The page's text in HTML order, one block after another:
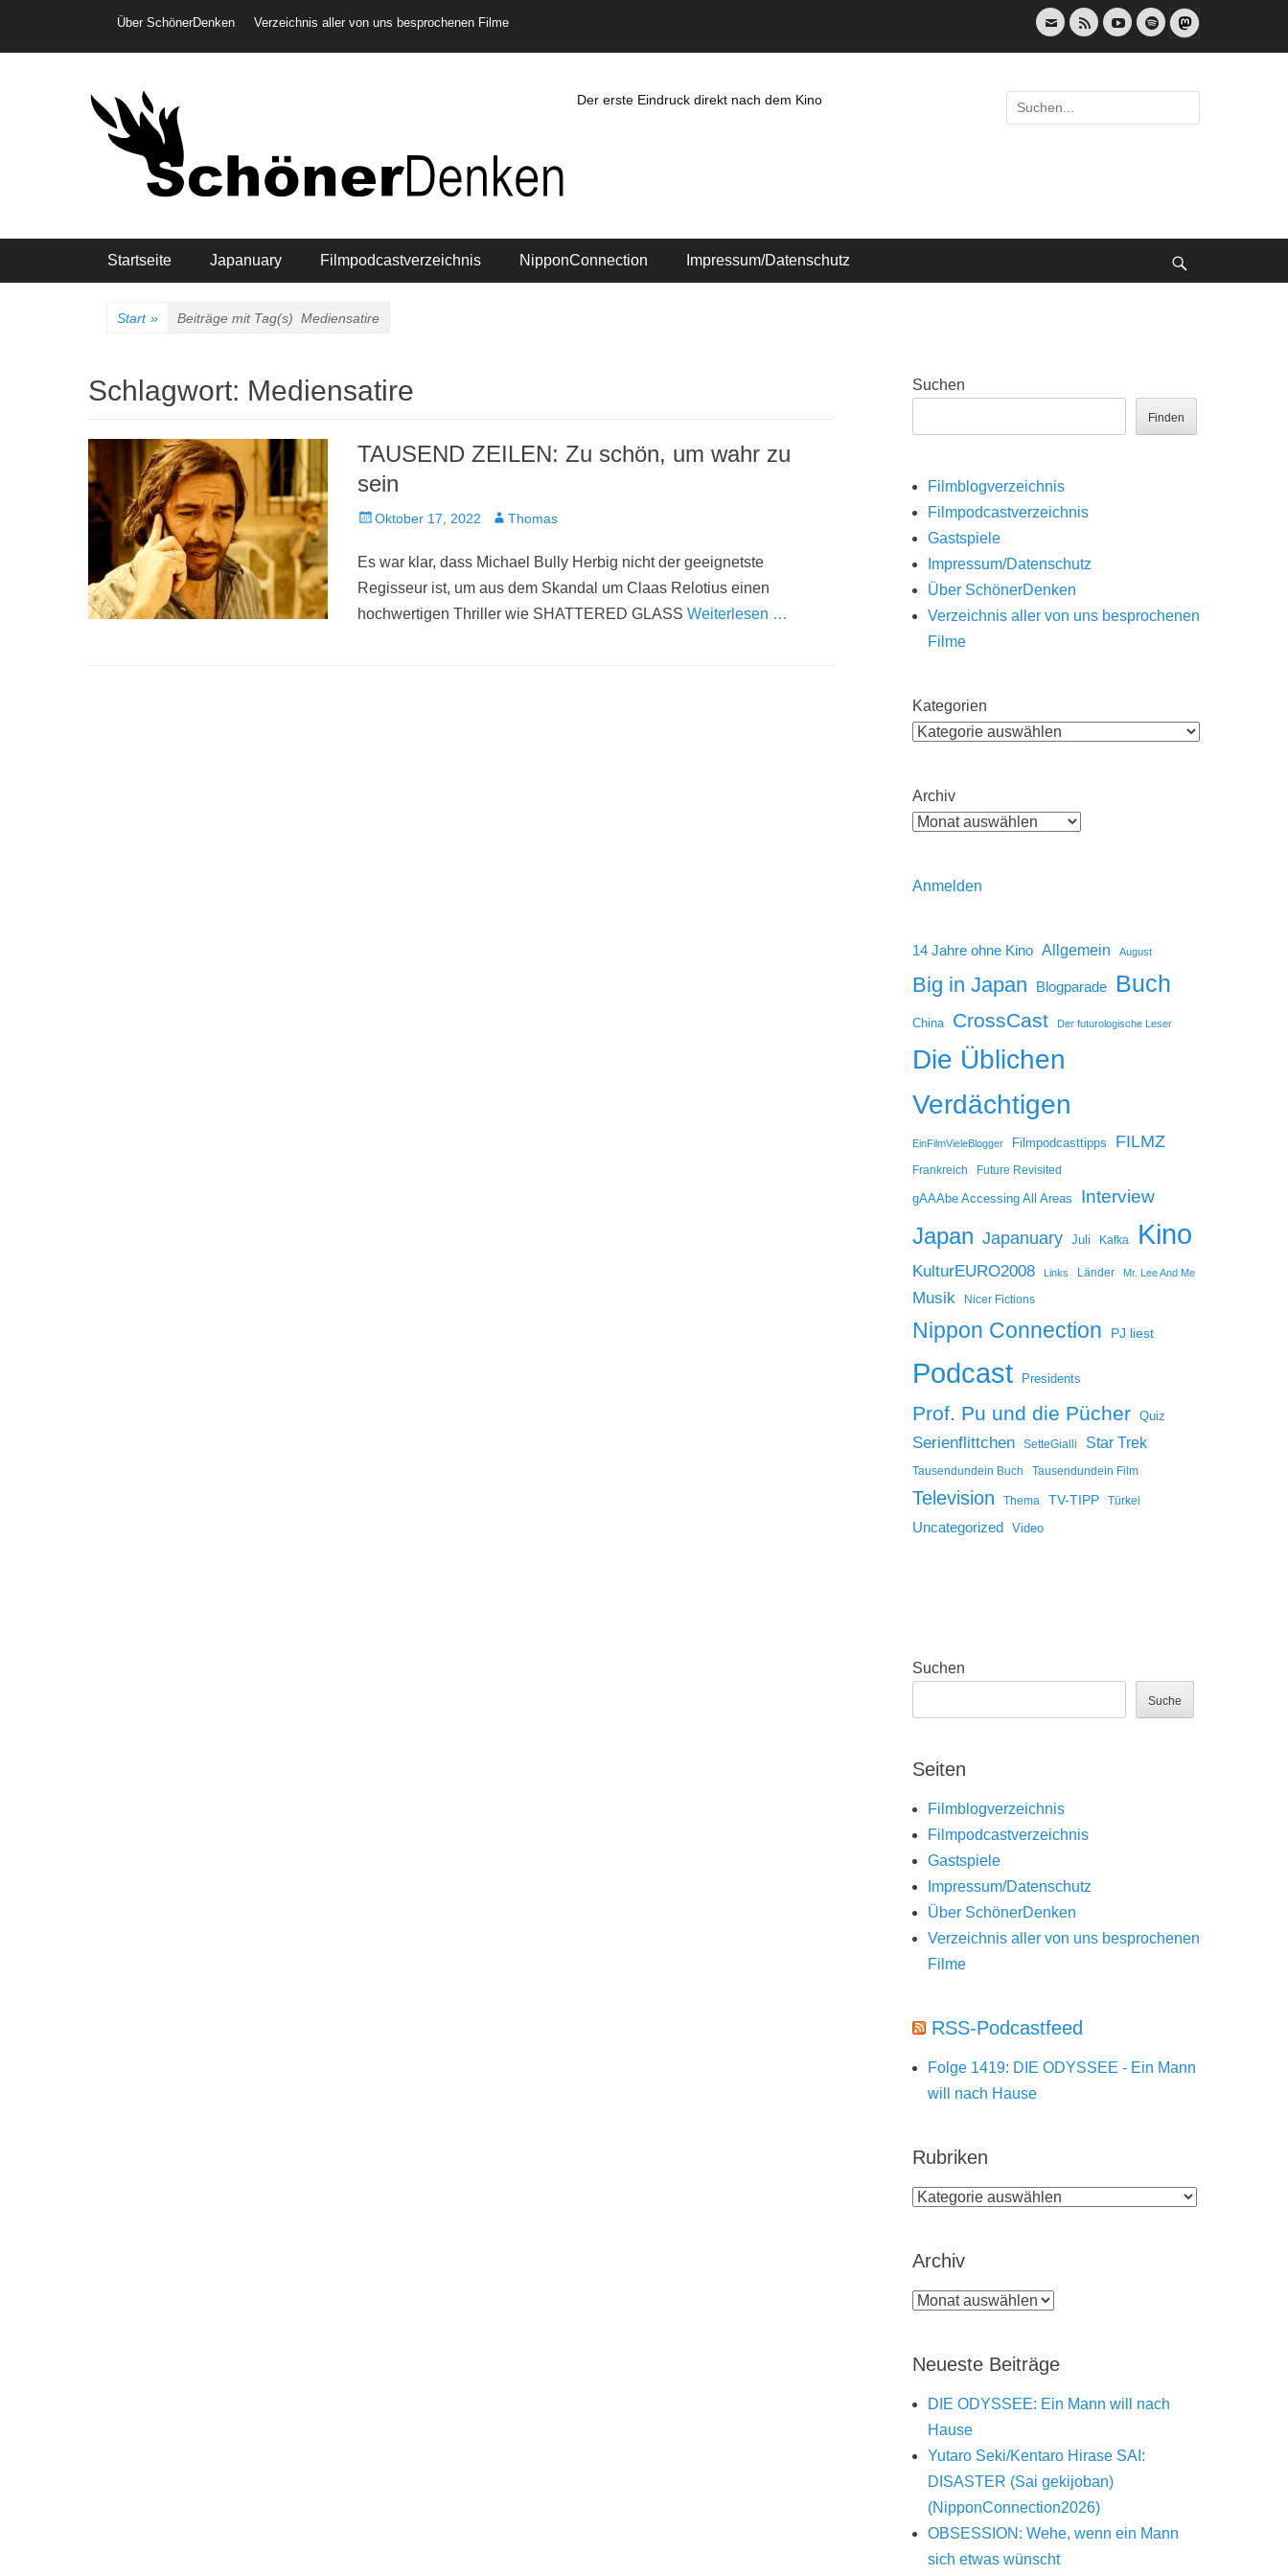
Header-Menü
Über SchönerDenken Verzeichnis aller von uns besprochenen Filme
E-
Mail
Feed YouTubeSpotify
Der erste Eindruck direkt nach dem Kino
Suche
nach:
Hauptmenü
Startseite Japanuary Filmpodcastverzeichnis NipponConnection Impressum/Datenschutz
Start » Beiträge mit Tag(s) Mediensatire
Schlagwort: Mediensatire
TAUSEND ZEILEN: Zu schön, um wahr zu
sein
Veröffentlicht
Oktober 17, 2022 AutorThomas
Es war klar, dass Michael Bully Herbig nicht der geeignetste
Regisseur ist, um aus dem Skandal um Claas Relotius einen
hochwertigen Thriller wie SHATTERED GLASS Weiterlesen …
Suchen
Finden
Filmblogverzeichnis
Filmpodcastverzeichnis
Gastspiele
Impressum/Datenschutz
Über SchönerDenken
Verzeichnis aller von uns besprochenen
Filme
Kategorien
Archiv
Anmelden
14 Jahre ohne Kino Allgemein August
Big in Japan Blogparade Buch
China CrossCast Der futurologische Leser
Die Üblichen
Verdächtigen
EinFilmVieleBlogger Filmpodcasttipps FILMZ
Frankreich Future Revisited
gAAAbe Accessing All Areas Interview
Japan Japanuary Juli Kafka Kino
KulturEURO2008 Links Länder Mr. Lee And Me
Musik Nicer Fictions
Nippon Connection PJ liest
Podcast Presidents
Prof. Pu und die Pücher Quiz
Serienflittchen SetteGialli Star Trek
Tausendundein Buch Tausendundein Film
Television Thema TV-TIPP Türkei
Uncategorized Video
Suchen
Suche
Seiten
Filmblogverzeichnis
Filmpodcastverzeichnis
Gastspiele
Impressum/Datenschutz
Über SchönerDenken
Verzeichnis aller von uns besprochenen
Filme
RSS-Podcastfeed
Folge 1419: DIE ODYSSEE - Ein Mann
will nach Hause
Rubriken
Rubriken
Archiv
Archiv
Neueste Beiträge
DIE ODYSSEE: Ein Mann will nach
Hause
Yutaro Seki/Kentaro Hirase SAI:
DISASTER (Sai gekijoban)
(NipponConnection2026)
OBSESSION: Wehe, wenn ein Mann
sich etwas wünscht